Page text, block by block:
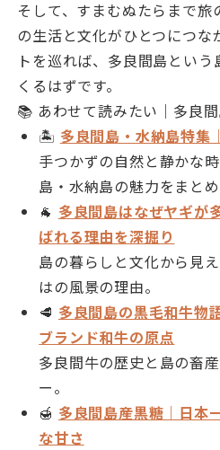
そして、すまむぬたらまで
の生活と文化がひとつにつな
トを巡れば、多良間島とい
くるはずです。
📚 あわせて読みたい｜多良
🏝 多良間島・水納島特集
手つかずの自然と静かな
島・水納島の魅力をまとめ
🐐 多良間島はなぜヤギが
ばれる理由を深掘り
島の暮らしと文化から見
はの風景の理由。
🥩 多良間島の黒毛和牛物
ブランド和牛の原点
多良間牛の歴史と島の畜
ー。
🍯 多良間島産黒糖｜日本
な甘さ